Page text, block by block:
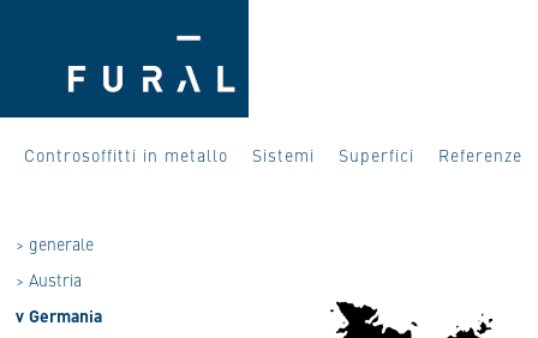
Controsoffitti in metallo Sistemi Superfici Referenze
> generale
> Austria
v Germania